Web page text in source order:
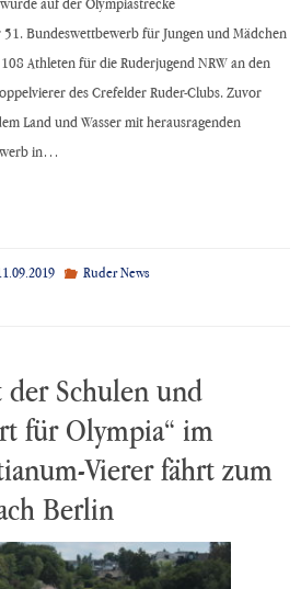
Bundeswettbewerb für Jungen und Mädchen
Athleten für die Ruderjugend NRW an den
des Crefelder Ruder-Clubs. Zuvor
Land und Wasser mit herausragenden
in…
Ruder News
der Schulen und
für Olympia“ im
Vierer fährt zum
Berlin